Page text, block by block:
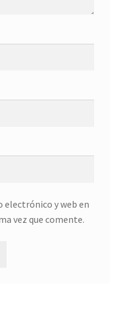
electrónico y web en
vez que comente.